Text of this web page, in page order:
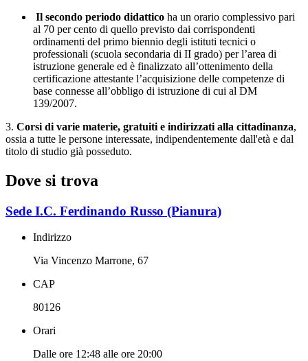
Il secondo periodo didattico ha un orario complessivo pari
al 70 per cento di quello previsto dai corrispondenti
ordinamenti del primo biennio degli istituti tecnici o
professionali (scuola secondaria di II grado) per l’area di
istruzione generale ed è finalizzato all’ottenimento della
certificazione attestante l’acquisizione delle competenze di
base connesse all’obbligo di istruzione di cui al DM
139/2007.
3. Corsi di varie materie, gratuiti e indirizzati alla cittadinanza,
ossia a tutte le persone interessate, indipendentemente dall'età e dal
titolo di studio già posseduto.
Dove si trova
Sede I.C. Ferdinando Russo (Pianura)
Indirizzo
Via Vincenzo Marrone, 67
CAP
80126
Orari
Dalle ore 12:48 alle ore 20:00